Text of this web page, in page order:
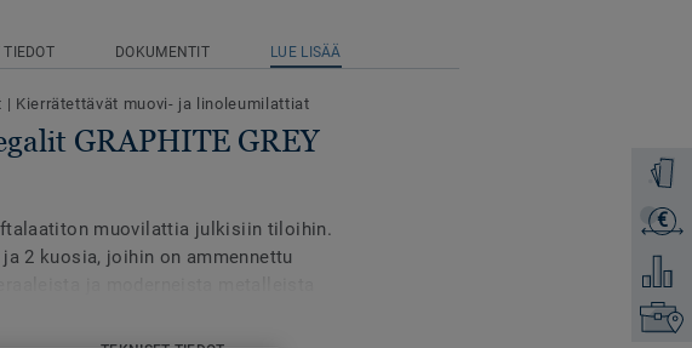
Tilaa
€
Lisää
Etsi
DOKUMENTIT LUE LISÄÄ
| Kierrätettävät muovi- ja linoleumilattiat
GRAPHITE GREY
muovilattia julkisiin tiloihin.
2 kuosia, joihin on ammennettu